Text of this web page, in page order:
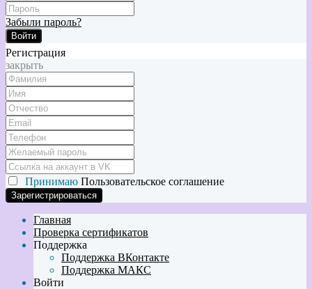
Забыли пароль?
Войти
Регистрация
закрыть
Принимаю Пользовательское соглашение
Главная
Проверка сертификатов
Поддержка
Поддержка ВКонтакте
Поддержка МАКС
Войти